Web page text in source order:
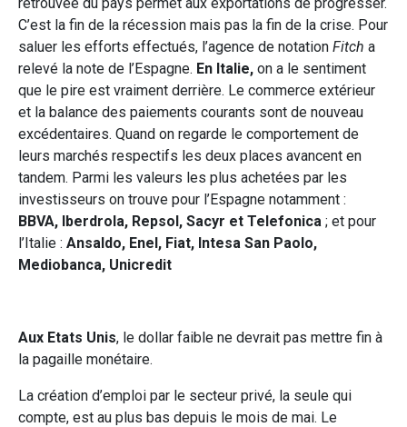
C’est la fin de la récession mais pas la fin de la crise. Pour
saluer les efforts effectués, l’agence de notation Fitch a
relevé la note de l’Espagne. En Italie, on a le sentiment
que le pire est vraiment derrière. Le commerce extérieur
et la balance des paiements courants sont de nouveau
excédentaires. Quand on regarde le comportement de
leurs marchés respectifs les deux places avancent en
tandem. Parmi les valeurs les plus achetées par les
investisseurs on trouve pour l’Espagne notamment :
BBVA, Iberdrola, Repsol, Sacyr et Telefonica ; et pour
l’Italie : Ansaldo, Enel, Fiat, Intesa San Paolo,
Mediobanca, Unicredit
Aux Etats Unis, le dollar faible ne devrait pas mettre fin à
la pagaille monétaire.
La création d’emploi par le secteur privé, la seule qui
compte, est au plus bas depuis le mois de mai. Le